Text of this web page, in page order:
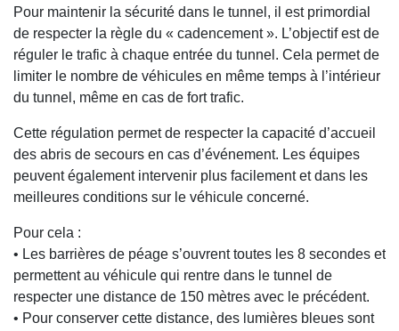
Pour maintenir la sécurité dans le tunnel, il est primordial
de respecter la règle du « cadencement ». L’objectif est de
réguler le trafic à chaque entrée du tunnel. Cela permet de
limiter le nombre de véhicules en même temps à l’intérieur
du tunnel, même en cas de fort trafic.
Cette régulation permet de respecter la capacité d’accueil
des abris de secours en cas d’événement. Les équipes
peuvent également intervenir plus facilement et dans les
meilleures conditions sur le véhicule concerné.
Pour cela :
• Les barrières de péage s’ouvrent toutes les 8 secondes et
permettent au véhicule qui rentre dans le tunnel de
respecter une distance de 150 mètres avec le précédent.
• Pour conserver cette distance, des lumières bleues sont